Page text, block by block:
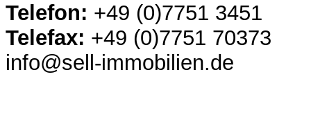
Telefon: +49 (0)7751 3451
Telefax: +49 (0)7751 70373
info@sell-immobilien.de